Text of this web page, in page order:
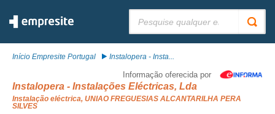
Início Empresite Portugal Instalopera - Insta...
Informação oferecida por
Instalopera - Instalações Eléctricas, Lda
Instalação eléctrica, UNIAO FREGUESIAS ALCANTARILHA PERA
SILVES